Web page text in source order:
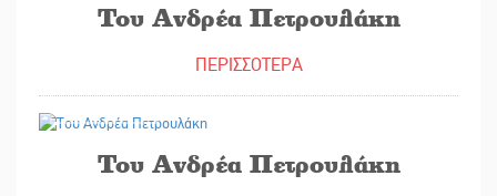
Του Ανδρέα Πετρουλάκη
ΠΕΡΙΣΣΟΤΕΡΑ
Του Ανδρέα Πετρουλάκη